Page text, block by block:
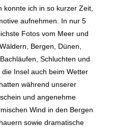
konnte ich in so kurzer Zeit,
aufnehmen. In nur 5
Fotos vom Meer und
Bergen, Dünen,
Schluchten und
Insel auch beim Wetter
während unserer
und angenehme
Wind in den Bergen
sowie dramatische